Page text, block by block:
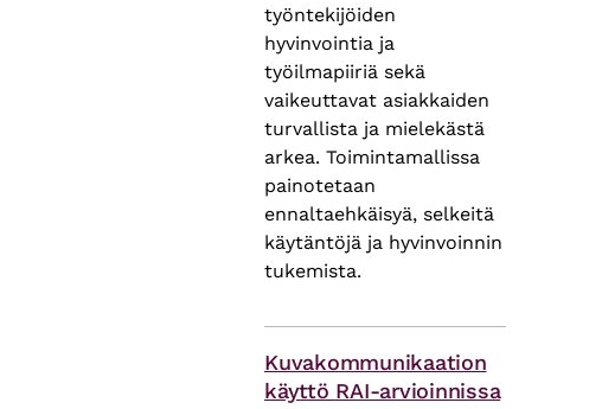
työntekijöiden
hyvinvointia ja
työilmapiiriä sekä
vaikeuttavat asiakkaiden
turvallista ja mielekästä
arkea. Toimintamallissa
painotetaan
ennaltaehkäisyä, selkeitä
käytäntöjä ja hyvinvoinnin
tukemista.
Kuvakommunikaation
käyttö RAI-arvioinnissa